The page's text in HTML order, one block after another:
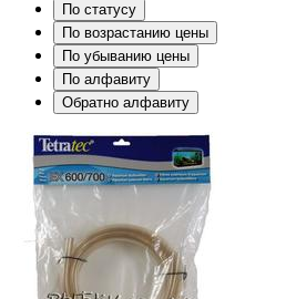
По статусу
По возрастанию цены
По убыванию цены
По алфавиту
Обратно алфавиту